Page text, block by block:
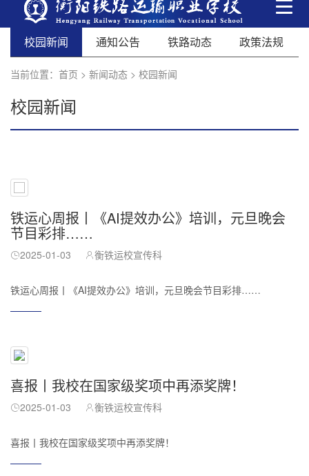
当前位置： 首页 > 新闻动态 > 校园新闻
校园新闻
铁运心周报丨《AI提效办公》培训，元旦晚会
节目彩排……
2025-01-03 衡铁运校宣传科
铁运心周报丨《AI提效办公》培训，元旦晚会节目彩排……
喜报丨我校在国家级奖项中再添奖牌！
2025-01-03 衡铁运校宣传科
喜报丨我校在国家级奖项中再添奖牌！
校园新闻 通知公告 铁路动态 政策法规